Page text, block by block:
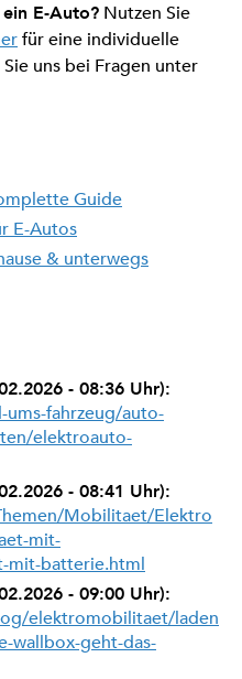
E-Auto? Nutzen Sie
für eine individuelle
uns bei Fragen unter
Guide
E-Autos
& unterwegs
- 08:36 Uhr):
fahrzeug/auto-
elektroauto-
- 08:41 Uhr):
Mobilitaet/Elektro
mit-
mit-batterie.html
- 09:00 Uhr):
elektromobilitaet/laden
wallbox-geht-das-